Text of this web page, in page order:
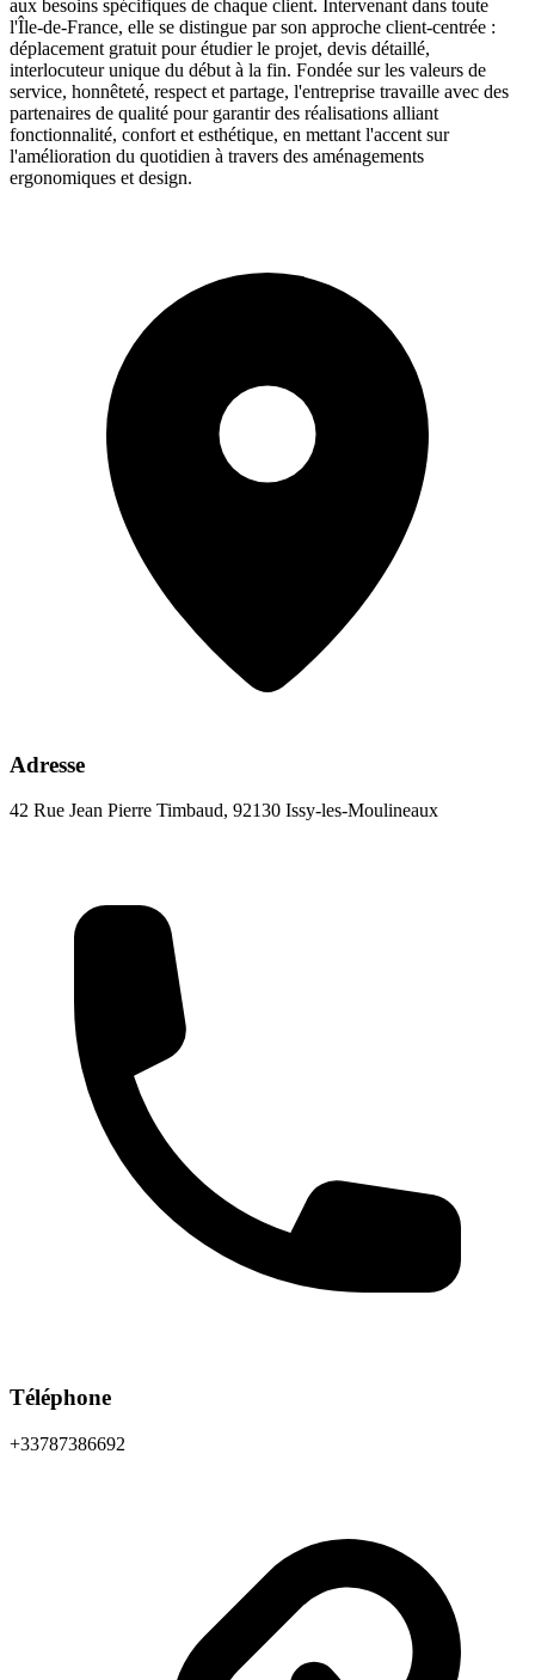
aux besoins spécifiques de chaque client. Intervenant dans toute
l'Île-de-France, elle se distingue par son approche client-centrée :
déplacement gratuit pour étudier le projet, devis détaillé,
interlocuteur unique du début à la fin. Fondée sur les valeurs de
service, honnêteté, respect et partage, l'entreprise travaille avec des
partenaires de qualité pour garantir des réalisations alliant
fonctionnalité, confort et esthétique, en mettant l'accent sur
l'amélioration du quotidien à travers des aménagements
ergonomiques et design.
Adresse
42 Rue Jean Pierre Timbaud, 92130 Issy-les-Moulineaux
Téléphone
+33787386692